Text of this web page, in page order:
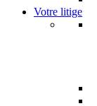
Votre litige